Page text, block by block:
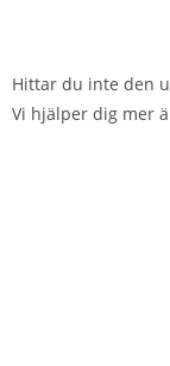
Hittar du inte den
Vi hjälper dig mer